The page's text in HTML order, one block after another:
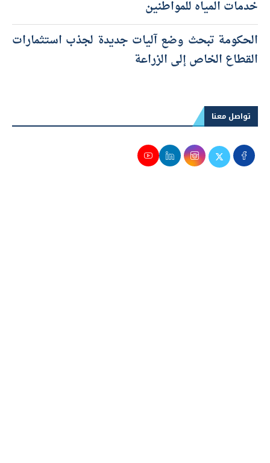
خدمات المياه للمواطنين
الحكومة تبحث وضع آليات جديدة لجذب استثمارات
القطاع الخاص إلى الزراعة
تواصل معنا